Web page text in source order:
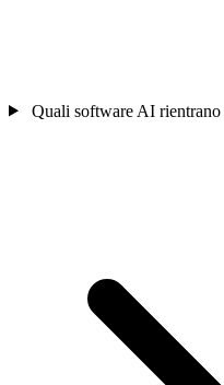
Quali software AI